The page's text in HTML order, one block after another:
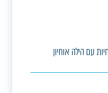
עם הילה אוחיון